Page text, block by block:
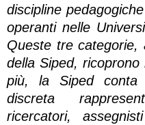
discipline
operanti nelle
Queste tre categorie,
della Siped,
più, la Siped
discreta
ricercatori,